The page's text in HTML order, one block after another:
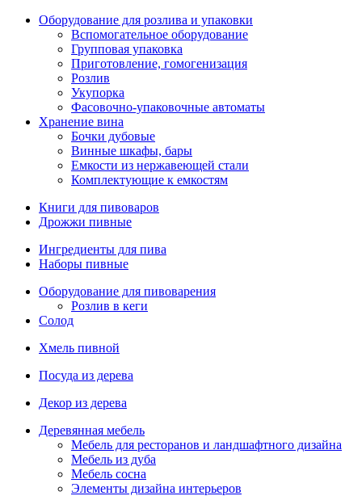
Оборудование для розлива и упаковки
Вспомогательное оборудование
Групповая упаковка
Приготовление, гомогенизация
Розлив
Укупорка
Фасовочно-упаковочные автоматы
Хранение вина
Бочки дубовые
Винные шкафы, бары
Емкости из нержавеющей стали
Комплектующие к емкостям
Книги для пивоваров
Дрожжи пивные
Ингредиенты для пива
Наборы пивные
Оборудование для пивоварения
Розлив в кеги
Солод
Хмель пивной
Посуда из дерева
Декор из дерева
Деревянная мебель
Мебель для ресторанов и ландшафтного дизайна
Мебель из дуба
Мебель сосна
Элементы дизайна интерьеров